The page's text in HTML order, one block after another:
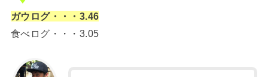
ガウログ・・・3.46
食べログ・・・3.05